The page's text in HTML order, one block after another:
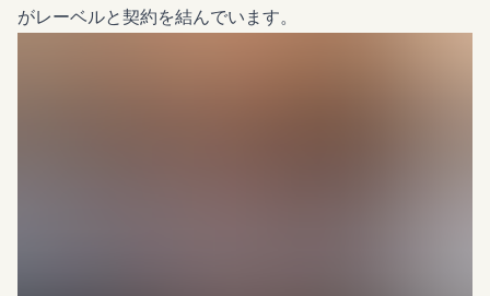
がレーベルと契約を結んでいます。